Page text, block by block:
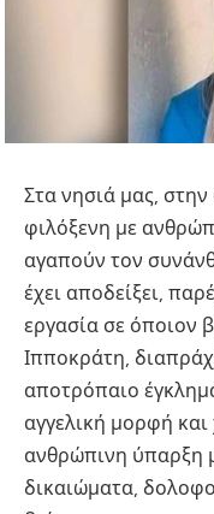
Στα νησιά μας,
φιλόξενη με
αγαπούν τον
έχει αποδείξει,
εργασία σε όποιον
Ιπποκράτη,
αποτρόπαιο
αγγελική μορφή
ανθρώπινη ύπαρξη
δικαιώματα,